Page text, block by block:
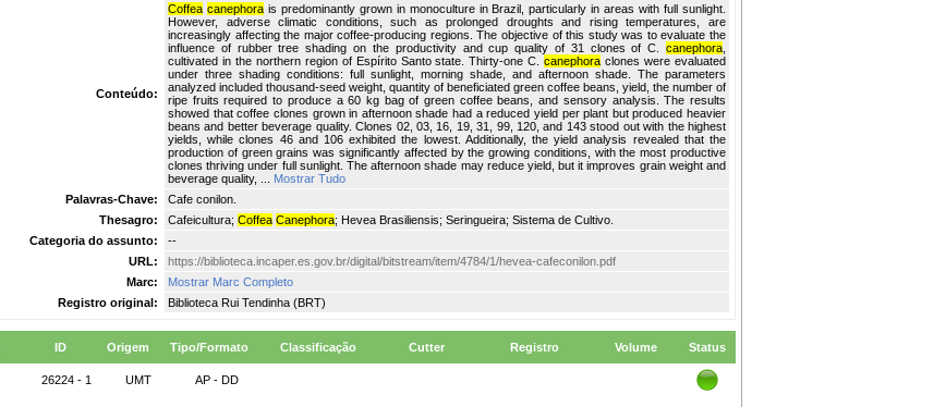
Conteúdo:
Coffea canephorais predominantly grown in monoculture in Brazil, particularly in areas with full sunlight.
However, adverse climatic conditions, such as prolonged droughts and rising temperatures, are
increasingly affecting the major coffee-producing regions. The objective of this study was to evaluate the
influence of rubber tree shading on the productivity and cup quality of 31 clones of C. canephora
cultivated in the northern region of Espírito Santo state. Thirty-one C.canephora clones were evaluated
under three shading conditions: full sunlight, morning shade, and afternoon shade. The parameters
analyzed included thousand-seed weight, quantity of beneficiated green coffee beans, yield, the number of
ripe fruits required to produce a 60 kg bag of green coffee beans, and sensory analysis. The results
showed that coffee clones grown in afternoon shade had a reduced yield per plant but produced heavier
beans and better beverage quality. Clones 02, 03, 16, 19, 31, 99, 120, and 143 stood out with the highest
yields, while clones 46 and 106 exhibited the lowest. Additionally, the yield analysis revealed that the
production of green grains was significantly affected by the growing conditions, with the most productive
clones thriving under full sunlight. The afternoon shade may reduce yield, but it improves grain weight and
beverage quality, ... Mostrar Tudo
Palavras-Chave:
Cafe conilon.
Thesagro:
Cafeicultura; Coffea Canephora; Hevea Brasiliensis; Seringueira; Sistema de Cultivo.
Categoria do assunto:
--
URL:
https://biblioteca.incaper.es.gov.br/digital/bitstream/item/4784/1/hevea-cafeconilon.pdf
Marc:
Mostrar Marc Completo
Registro original:
Biblioteca Rui Tendinha (BRT)
ID Origem Tipo/Formato Classificação Cutter Registro Volume Status
26224 - 1 UMT AP - DD